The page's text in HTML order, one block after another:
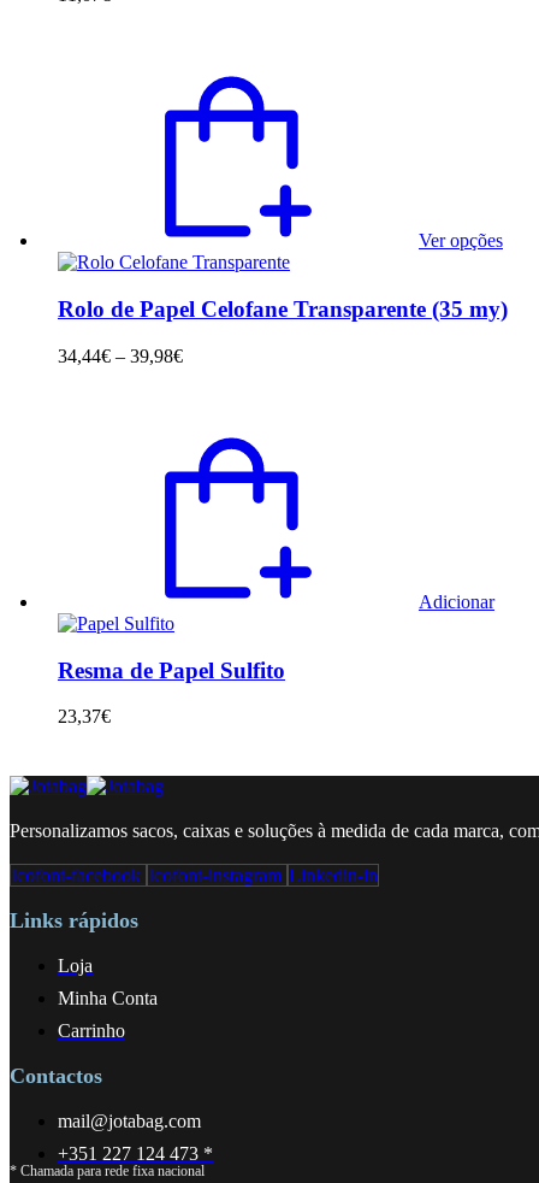
Ver opçõesbe
the
Rolo de Papel Celofane Transparente (35 my)
34,44€ – 39,98€Price
39,98€
Adicionar
Resma de Papel Sulfito
23,37€
Personalizamos sacos, caixas e soluções à medida de cada marca,
Icofont-facebook Icofont-instagram Linkedin-in
Links rápidos
Loja
Minha Conta
Carrinho
Contactos
mail@jotabag.com
+351 227 124 473 *
* Chamada para rede fixa nacional